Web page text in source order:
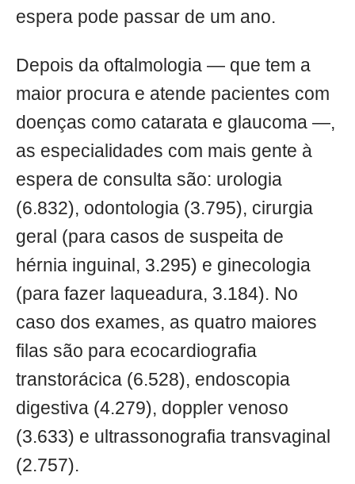
espera pode passar de um ano.
Depois da oftalmologia — que tem a
maior procura e atende pacientes com
doenças como catarata e glaucoma —,
as especialidades com mais gente à
espera de consulta são: urologia
(6.832), odontologia (3.795), cirurgia
geral (para casos de suspeita de
hérnia inguinal, 3.295) e ginecologia
(para fazer laqueadura, 3.184). No
caso dos exames, as quatro maiores
filas são para ecocardiografia
transtorácica (6.528), endoscopia
digestiva (4.279), doppler venoso
(3.633) e ultrassonografia transvaginal
(2.757).